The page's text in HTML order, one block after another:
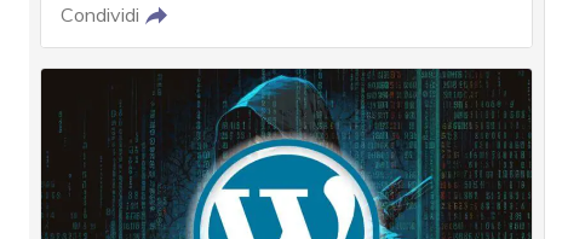
Condividi